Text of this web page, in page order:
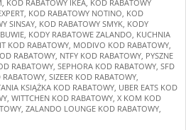
, KOD RABATOWY IKEA, KOD RABATOWY
, KOD RABATOWY NOTINO, KOD
SINSAY, KOD RABATOWY SMYK, KODY
, KODY RABATOWE ZALANDO, KUCHNIA
KOD RABATOWY, MODIVO KOD RABATOWY,
RABATOWY, NTFY KOD RABATOWY, PYSZNE
RABATOWY, SEPHORA KOD RABATOWY, SFD
, SIZEER KOD RABATOWY,
KSIĄŻKA KOD RABATOWY, UBER EATS KOD
, WITTCHEN KOD RABATOWY, X KOM KOD
, ZALANDO LOUNGE KOD RABATOWY,